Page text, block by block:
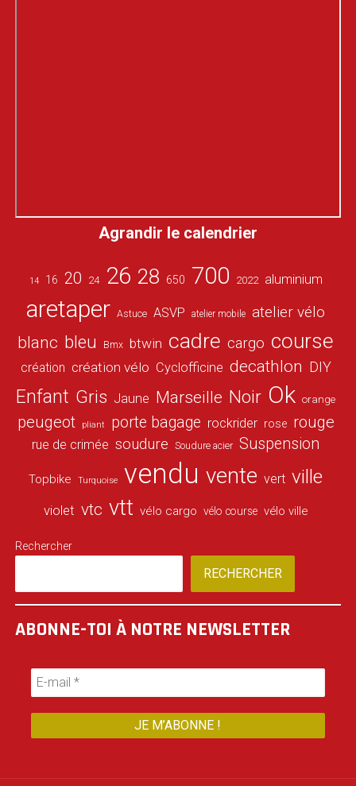
Agrandir le calendrier
14 16 20 24 26 28 650 700 2022 aluminium
aretaper Astuce ASVP atelier mobile atelier vélo
blanc bleu Bmx btwin cadre cargo course
création création vélo Cyclofficine decathlon DIY
Enfant Gris Jaune Marseille Noir Ok orange
peugeot pliant porte bagage rockrider rose rouge
rue de crimée soudure Soudure acier Suspension
Topbike Turquoise vendu vente vert ville
violet vtc vtt vélo cargo vélo course vélo ville
Rechercher
RECHERCHER
ABONNE-TOI À NOTRE NEWSLETTER